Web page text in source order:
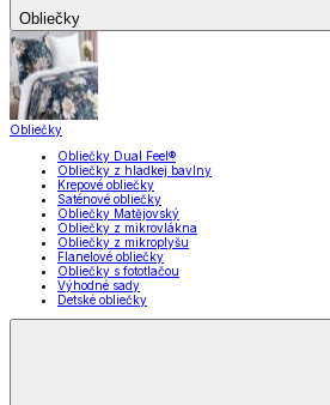
Obliečky
Obliečky
Obliečky Dual Feel®
Obliečky z hladkej bavlny
Krepové obliečky
Saténové obliečky
Obliečky Matějovský
Obliečky z mikrovlákna
Obliečky z mikroplyšu
Flanelové obliečky
Obliečky s fototlačou
Výhodné sady
Detské obliečky